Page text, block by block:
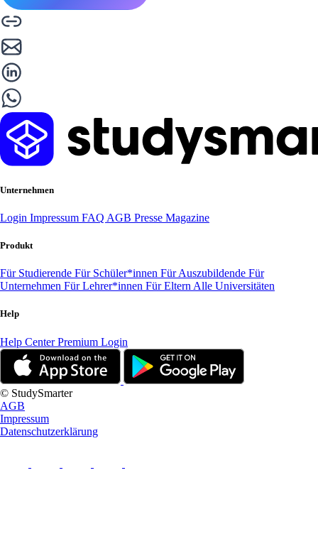
Unternehmen
Login Impressum FAQ AGB Presse Magazine
Produkt
Für Studierende Für Schüler*innen Für Auszubildende Für
Unternehmen Für Lehrer*innen Für Eltern Alle Universitäten
Help
Help CenterPremium Login
© StudySmarter
AGB
Impressum
Datenschutzerklärung